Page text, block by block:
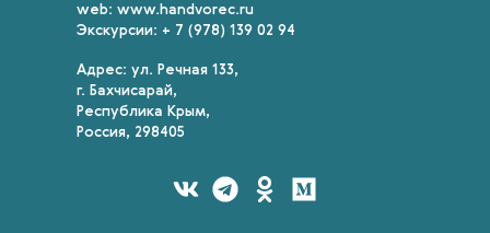
web: www.handvorec.ru
Экскурсии: + 7 (978) 139 02 94
Адрес: ул. Речная 133,
г. Бахчисарай,
Республика Крым,
Россия, 298405